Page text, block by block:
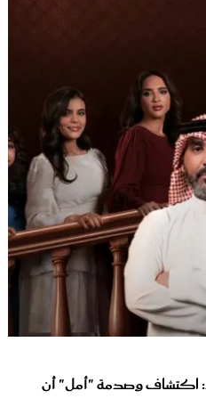
مسلسل "بنات عمير" الحلقة 11: اكتشاف وصدمة "أمل" أن